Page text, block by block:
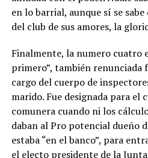
en lo barrial, aunque sí se
del club de sus amores, la
Finalmente, la numero cuatro
primero”, también renunciada
cargo del cuerpo de
marido. Fue designada para el
comunera cuando ni los
daban al Pro potencial dueño
estaba “en el banco”, para
el electo presidente de la